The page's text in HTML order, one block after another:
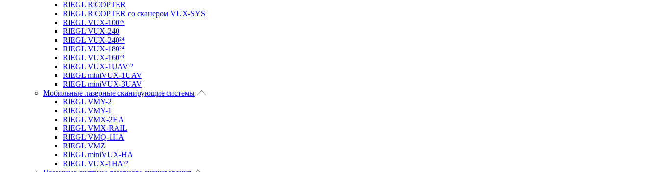
RIEGL RiCOPTER
RIEGL RiCOPTER со сканером VUX-SYS
RIEGL VUX-100²⁵
RIEGL VUX-240
RIEGL VUX-240²⁴
RIEGL VUX-180²⁴
RIEGL VUX-160²³
RIEGL VUX-1UAV²²
RIEGL miniVUX-1UAV
RIEGL miniVUX-3UAV
Мобильные лазерные сканирующие системы
RIEGL VMY-2
RIEGL VMY-1
RIEGL VMX-2HA
RIEGL VMX-RAIL
RIEGL VMQ-1HA
RIEGL VMZ
RIEGL miniVUX-HA
RIEGL VUX-1HA²²